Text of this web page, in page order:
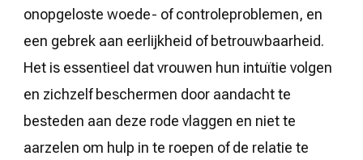
onopgeloste woede- of controleproblemen, en
een gebrek aan eerlijkheid of betrouwbaarheid.
Het is essentieel dat vrouwen hun intuïtie volgen
en zichzelf beschermen door aandacht te
besteden aan deze rode vlaggen en niet te
aarzelen om hulp in te roepen of de relatie te